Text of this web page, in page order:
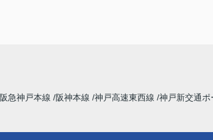
阪急神戸本線 阪神本線 神戸高速東西線 神戸新交通ポ